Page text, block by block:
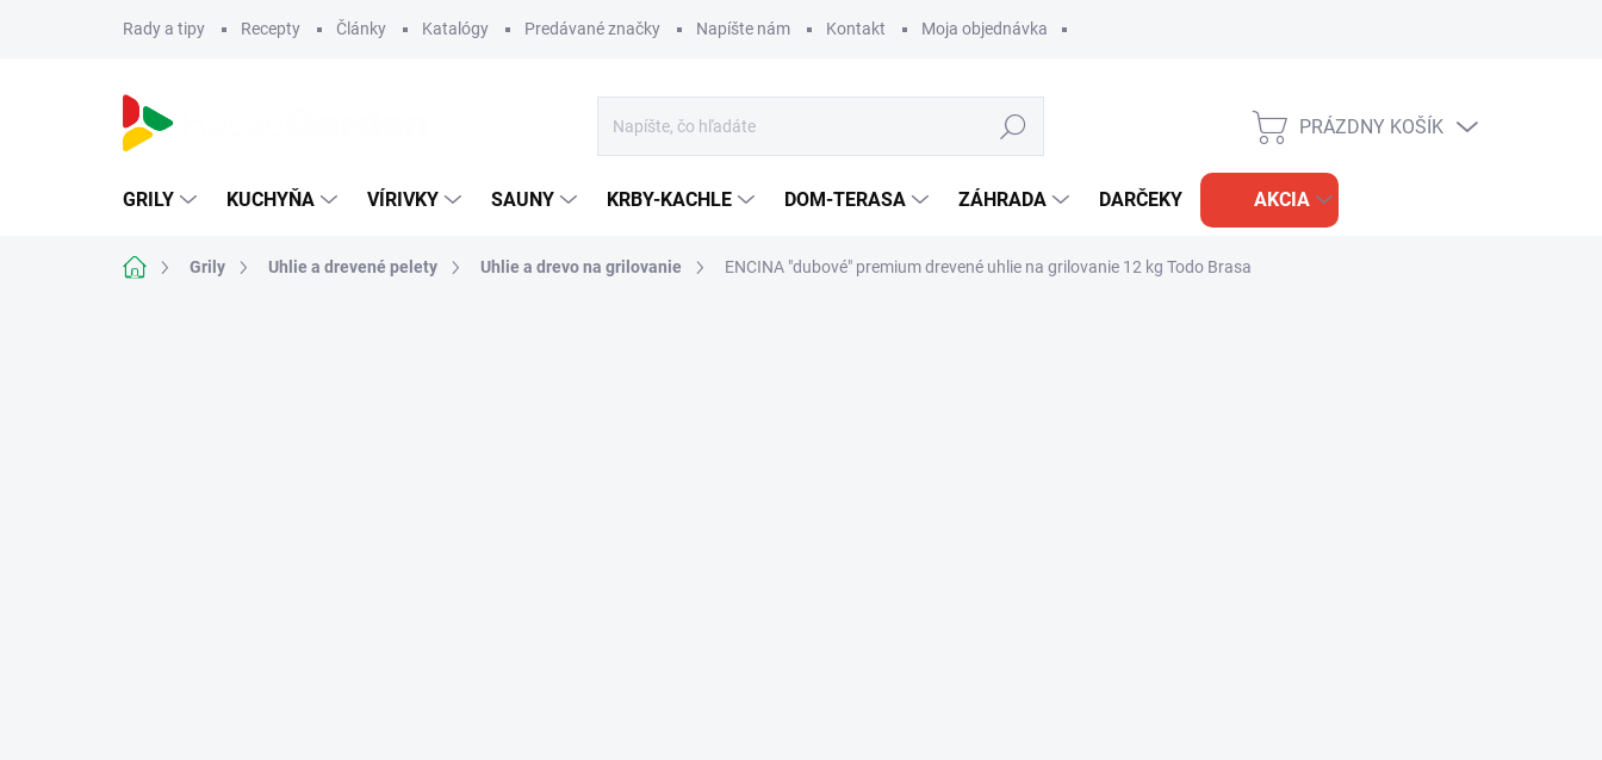
Rady a tipy Recepty Články Katalógy Predávané značky Napíšte nám Kontakt Moja objednávka
Hľadať
NÁKUPNÝ
PRÁZDNY KOŠÍK
GRILY KUCHYŇA VÍRIVKY SAUNY KRBY-KACHLE DOM-TERASA ZÁHRADA DARČEKY AKCIA
DomovGrily Uhlie a drevené pelety Uhlie a drevo na grilovanie ENCINA "dubové" premium drevené uhlie na grilovanie 12 kg Todo Brasa